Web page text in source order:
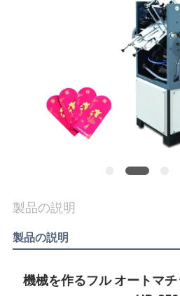
私
達
製品の説明
製品の説明
機械を作るフル オートマ